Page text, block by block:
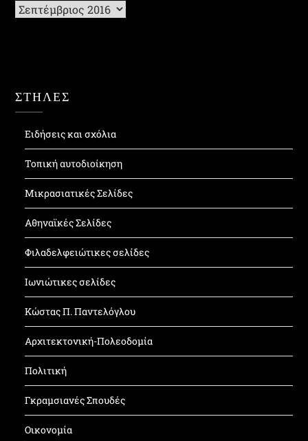
Ιστορικό
ΣΤΗΛΕΣ
Ειδήσεις και σχόλια
Τοπική αυτοδιοίκηση
Μικρασιατικές Σελίδες
Αθηναϊκές Σελίδες
Φιλαδελφειώτικες σελίδες
Ιωνιώτικες σελίδες
Κώστας Π. Παντελόγλου
Αρχιτεκτονική-Πολεοδομία
Πολιτική
Γκραμσιανές Σπουδές
Οικονομία